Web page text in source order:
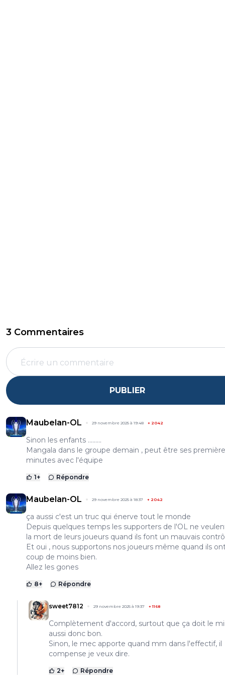
3 Commentaires
PUBLIER
Maubelan-OL 29 novembre 2025 à 19:48 + 2042
Sinon les enfants .........
Mangala dans le groupe demain , peut être ses
minutes avec l'équipe
1+ Répondre
Maubelan-OL 29 novembre 2025 à 18:37 + 2042
ça aussi c'est un truc qui énerve tout le monde
Depuis quelques temps les supporters de l'OL ne
la mort de leurs joueurs quand ils font un mauvais
Et oui , nous supportons nos joueurs même quand ils
coup de moins bien.
Allez les gones
8+ Répondre
sweet7812 29 novembre 2025 à 19:37 +1168
Complètement d'accord, surtout que ça doit le
aussi donc bon.
Sinon, le mec apporte quand mm dans l'effectif, il
compense je veux dire.
2+ Répondre